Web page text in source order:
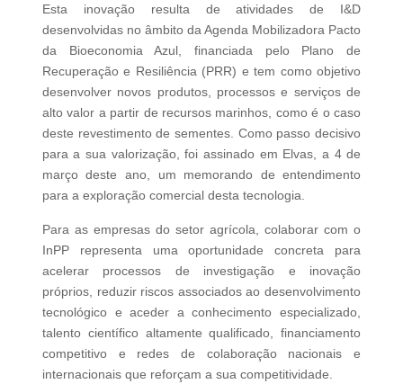
Esta inovação resulta de atividades de I&D
desenvolvidas no âmbito da Agenda Mobilizadora Pacto
da Bioeconomia Azul, financiada pelo Plano de
Recuperação e Resiliência (PRR) e tem como objetivo
desenvolver novos produtos, processos e serviços de
alto valor a partir de recursos marinhos, como é o caso
deste revestimento de sementes. Como passo decisivo
para a sua valorização, foi assinado em Elvas, a 4 de
março deste ano, um memorando de entendimento
para a exploração comercial desta tecnologia.
Para as empresas do setor agrícola, colaborar com o
InPP representa uma oportunidade concreta para
acelerar processos de investigação e inovação
próprios, reduzir riscos associados ao desenvolvimento
tecnológico e aceder a conhecimento especializado,
talento científico altamente qualificado, financiamento
competitivo e redes de colaboração nacionais e
internacionais que reforçam a sua competitividade.